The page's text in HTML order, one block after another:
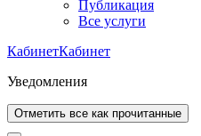
Публикация
Все услуги
КабинетКабинет
Уведомления
Отметить все как прочитанные